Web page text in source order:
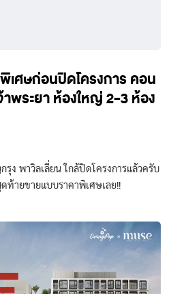
เศษก่อนปิดโครงการ คอน
พระยา ห้องใหญ่ 2-3 ห้อง
รุง พาวิลเลี่ยน ใกล้ปิดโครงการแล้วครับ
ท้ายขายแบบราคาพิเศษเลย!!